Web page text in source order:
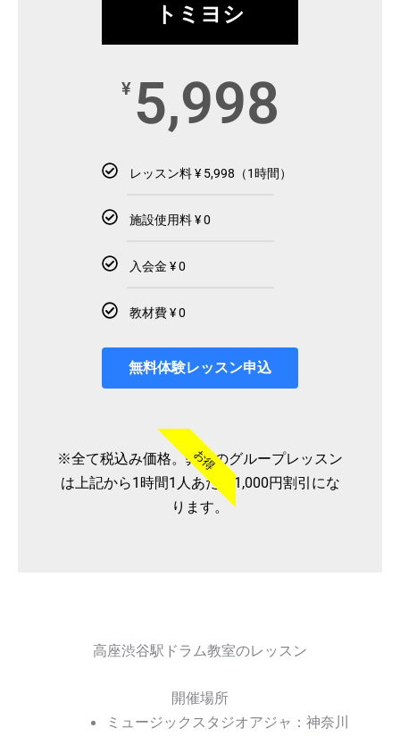
トミヨシ
¥ 5,998
レッスン料 ¥ 5,998（1時間）
施設使用料 ¥ 0
入会金 ¥ 0
教材費 ¥ 0
無料体験レッスン申込
お得
※全て税込み価格。弊社のグループレッスン
は上記から1時間1人あたり1,000円割引にな
ります。
高座渋谷駅ドラム教室のレッスン
開催場所
ミュージックスタジオアジャ：神奈川